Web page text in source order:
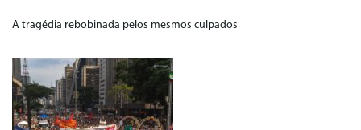
A tragédia rebobinada pelos mesmos culpados